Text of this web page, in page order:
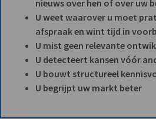
nieuws over hen of over uw
U weet waarover u moet
afspraak en wint tijd in
U mist geen relevante
U detecteert kansen vóór
U bouwt structureel
U begrijpt uw markt beter